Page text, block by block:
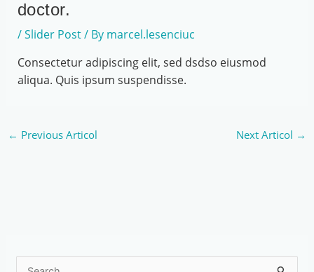
doctor.
/Slider Post/ By marcel.lesenciuc
Consectetur adipiscing elit, sed dsdso eiusmod
aliqua. Quis ipsum suspendisse.
← Previous Articol Next Articol →